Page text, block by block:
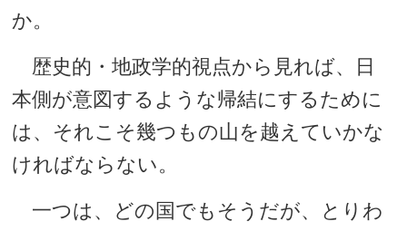
か。
歴史的・地政学的視点から見れば、日
本側が意図するような帰結にするために
は、それこそ幾つもの山を越えていかな
ければならない。
一つは、どの国でもそうだが、とりわ